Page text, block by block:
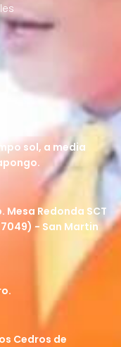
sol, a media
Mesa Redonda SCT
- San Martin
Cedros de